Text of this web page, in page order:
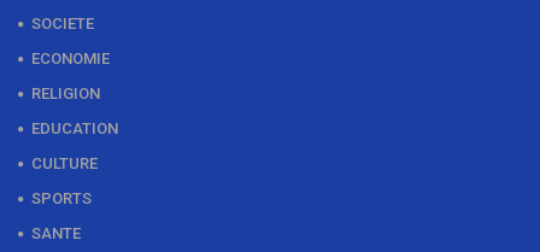
SOCIETE
ECONOMIE
RELIGION
EDUCATION
CULTURE
SPORTS
SANTE